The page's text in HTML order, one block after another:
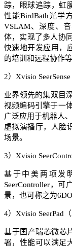
踪，眼球追踪，虹
性能BirdBath光学
VSLAM、深度、
体，实现了多人协
快速地开发应用，
的培训和远程协作
2）Xvisio
业界领先的集双目
视频编码引擎于一
广泛应用于机器人
虚拟演播厅，人脸
场景。
3）Xvisio
基于中美两项发
SeerController，可
景，也可称之为
4）Xvisio SeerPad
基于国产瑞芯微芯
署，性能可以满足